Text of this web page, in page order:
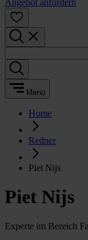
Angebot anfordern
Menü
Home
Redner
Piet Nijs
Piet Nijs
Experte im Bereich